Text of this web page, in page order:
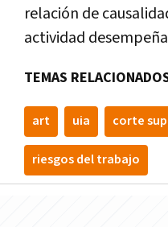
relación de
actividad
TEMAS
art uia corte
riesgos del trabajo